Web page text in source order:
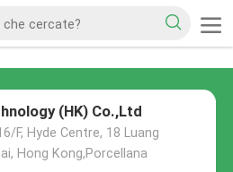
(HK) Co.,Ltd
F, Hyde Centre, 18 Luang
Hong Kong,Porcellana